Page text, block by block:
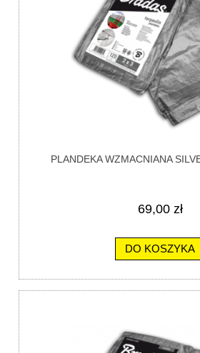
PLANDEKA WZMACNIANA
69,00 zł
DO KOSZYKA